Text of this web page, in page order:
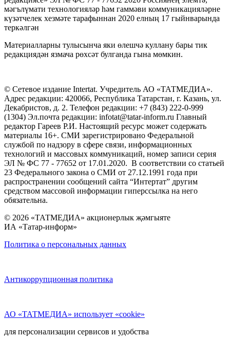
мәгълүмати технологияләр һәм гаммәви коммуникацияләрне
күзәтчелек хезмәте тарафыннан 2020 елның 17 гыйнварында
теркәлгән
Материалларны тулысынча яки өлешчә куллану бары тик
редакциядән язмача рөхсәт булганда гына мөмкин.
© Сетевое издание Intertat. Учредитель АО «ТАТМЕДИА».
Адрес редакции: 420066, Республика Татарстан, г. Казань, ул.
Декабристов, д. 2. Телефон редакции: +7 (843) 222-0-999
(1304) Эл.почта редакции: infotat@tatar-inform.ru Главный
редактор Гареев Р.И. Настоящий ресурс может содержать
материалы 16+. СМИ зарегистрировано Федеральной
службой по надзору в сфере связи, информационных
технологий и массовых коммуникаций, номер записи серия
ЭЛ № ФС 77 - 77652 от 17.01.2020. В соответствии со статьей
23 Федерального закона о СМИ от 27.12.1991 года при
распространении сообщений сайта “Интертат” другим
средством массовой информации гиперссылка на него
обязательна.
© 2026 «ТАТМЕДИА» акционерлык җәмгыяте
ИА «Татар-информ»
Политика о персональных данных
Антикоррупционная политика
АО «ТАТМЕДИА» использует «cookie»
для персонализации сервисов и удобства